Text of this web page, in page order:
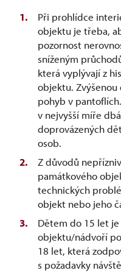
Při prohlídce
objektu je třeba,
pozornost
sníženým
která vyplývají z
objektu.
pohyb v
v nejvyšší míře
doprovázených
osob.
Z důvodů
památkového
technických
objekt nebo jeho
Dětem do 15 let
objektu/nádvoří
18 let, která
s požadavky